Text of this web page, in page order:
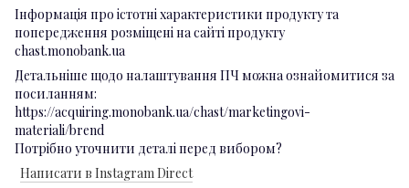
Інформація про істотні характеристики продукту та
попередження розміщені на сайті продукту
chast.monobank.ua
Детальніше щодо налаштування ПЧ можна ознайомитися за
посиланням:
https://acquiring.monobank.ua/chast/marketingovi-
materiali/brend
Потрібно уточнити деталі перед вибором?
Написати в Instagram Direct